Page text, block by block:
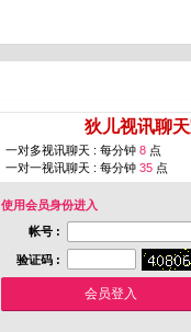
狄儿视讯聊
一对多视讯聊天 : 每分钟 8 点
一对一视讯聊天 : 每分钟 35 点
使用会员身份进入
帐号 :
验证码 :